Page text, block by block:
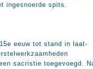
ingesnoerde spits.
eeuw tot stand in laat-
sacristie toegevoegd.